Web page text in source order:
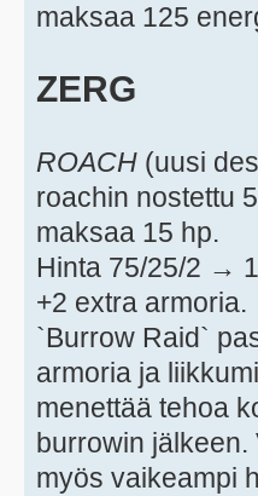
maksaa 125
ZERG
ROACH (uusi
roachin nostettu
maksaa 15 hp.
Hinta 75/25/2 →
+2 extra armoria.
`Burrow Raid`
armoria ja
menettää tehoa
burrowin jälkeen.
myös vaikeampi